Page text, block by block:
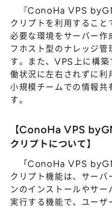
『ConoHa VPS
クリプトを利用するこ
必要な環境をサーバー作
フホスト型のナレッジ管
す。また、VPS上に構
働状況に左右されずに利
小規模チームでの情報共
す。
【ConoHa VPS
クリプトについて】
「ConoHa VPS
クリプト機能は、サーバ
ンのインストールやサー
実行する機能で、ユーザ